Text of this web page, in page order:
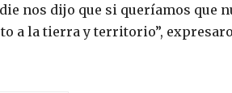
nos dijo que si queríamos que
a la tierra y territorio”,